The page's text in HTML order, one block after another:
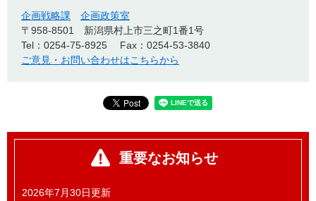
企画戦略課
企画政策室
〒958-8501
新潟県村上市三之町1番1号
Tel：0254-75-8925
Fax：0254-53-3840
ご意見・お問い合わせはこちらから
重要なお知らせ
2026年7月30日更新